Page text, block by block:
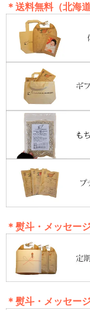
＊送料無料（北海
＊熨斗・メッセー
＊熨斗・メッセー